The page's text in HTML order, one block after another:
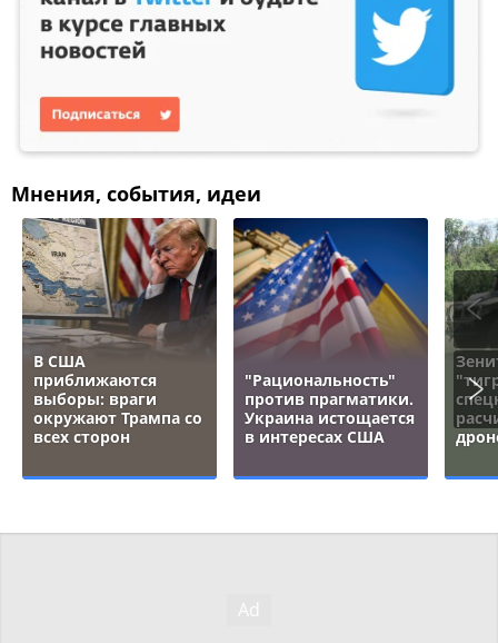
Мнения, события, идеи
В США
приближаются
выборы: враги
окружают Трампа со
всех сторон
"Рациональность"
против прагматики.
Украина истощается
в интересах США